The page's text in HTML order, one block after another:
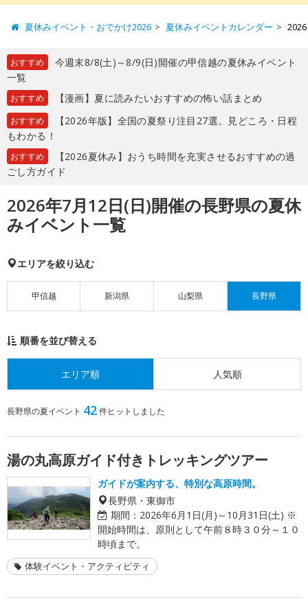
夏休みイベント・おでかけ2026 夏休みイベントカレンダー
おすすめ
今週末8/8(土)～8/9(日)開催の甲信越の夏休みイベント
一覧
おすすめ 【漫画】夏に読みたいおすすめの怖い話まとめ
おすすめ
【2026年版】全国の夏祭り注目27選。見どころ・日程
もわかる！
おすすめ
【2026夏休み】おうち時間を充実させるおすすめの過
ごし方ガイド
2026年7月12日(日)開催の長野県の夏休
みイベント一覧
エリアを絞り込む
甲信越 新潟県 山梨県 長野県
順番を並び替える
エリア順 人気順
長野県の夏イベント 42件ヒットしました
湯の丸高原ガイド付きトレッキングツアー
ガイドが案内する、特別な高原時間。
長野県・東御市
期間： 2026年6月1日(月)～10月31日(土) ※
開始時間は、原則として午前８時３０分～１０
時頃まで。
体験イベント・アクティビティ